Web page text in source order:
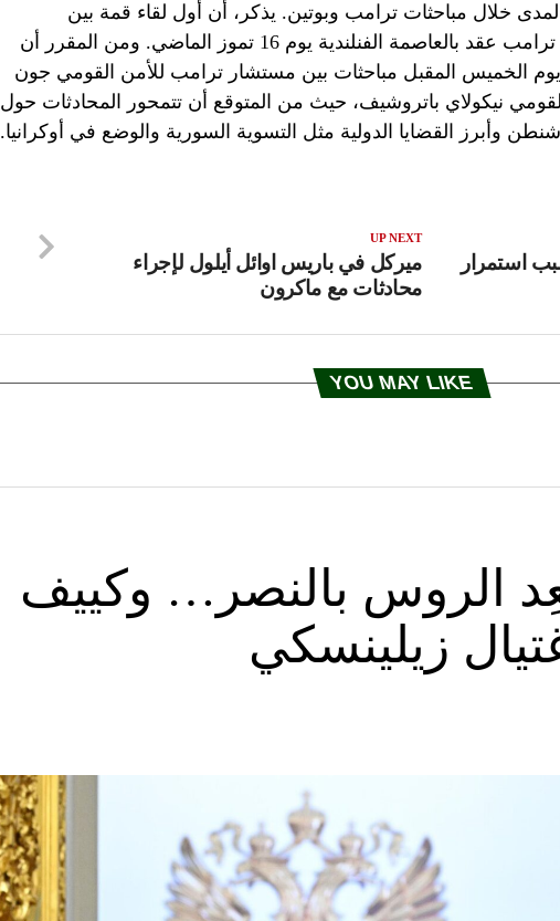
خلال مباحثات ترامب وبوتين. يذكر، أن أول لقاء قمة بين
الرئيسين فلاديمير بوتين ودونالد ترامب عقد بالعاصمة الفنلندية يوم 16 تموز الماضي. ومن المقرر أن
الخميس المقبل مباحثات بين مستشار ترامب للأمن القومي جون
نيكولاي باتروشيف، حيث من المتوقع أن تتمحور المحادثات حول
وأبرز القضايا الدولية مثل التسوية السورية والوضع في أوكرانيا.
UP NEXT
ميركل في باريس اوائل أيلول لإجراء
محادثات مع ماكرون
استمرار
YOU MAY LIKE
الروس بالنصر… وكييف
زيلينسكي